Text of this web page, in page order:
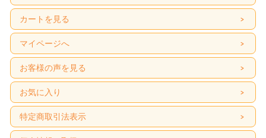
カートを見る
マイページへ
お客様の声を見る
お気に入り
特定商取引法表示